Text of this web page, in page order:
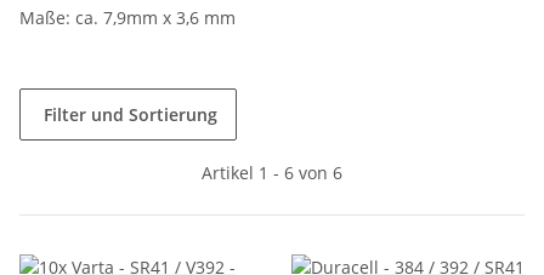
Maße: ca. 7,9mm x 3,6 mm
Filter und Sortierung
Artikel 1 - 6 von 6